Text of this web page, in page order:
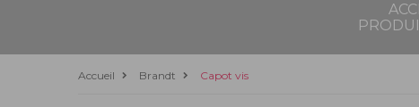
Accueil Brandt Capot vis